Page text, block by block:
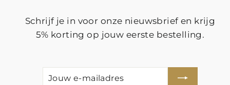
Schrijf je in voor onze nieuwsbrief en krijg
5% korting op jouw eerste bestelling.
JOUW
E-
ABONNEER